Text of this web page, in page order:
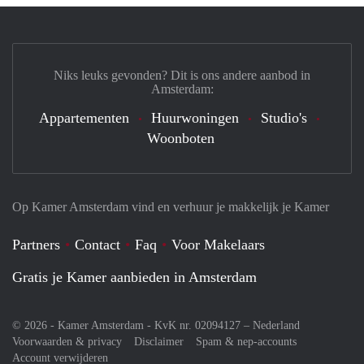
Op Kamer Amsterdam vind en verhuur je makkelijk je Kamer
Partners Contact Faq
Voor Makelaars
Gratis je Kamer aanbieden in Amsterdam
© 2026 - Kamer Amsterdam - KvK nr. 02094127 – Nederland
Voorwaarden & privacy
Disclaimer
Spam & nep-accounts
Account verwijderen
Niks leuks gevonden? Dit is ons andere aanbod in
Amsterdam:
Appartementen Huurwoningen
Studio's
Woonboten